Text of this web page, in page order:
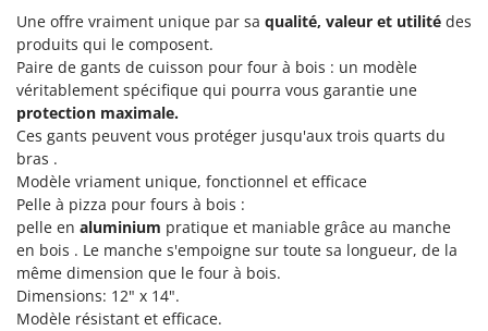
Une offre vraiment unique par sa qualité, valeur et utilité des
produits qui le composent.
Paire de gants de cuisson pour four à bois : un modèle
véritablement spécifique qui pourra vous garantie une
protection maximale.
Ces gants peuvent vous protéger jusqu'aux trois quarts du
bras .
Modèle vriament unique, fonctionnel et efficace
Pelle à pizza pour fours à bois :
pelle en aluminium pratique et maniable grâce au manche
en bois . Le manche s'empoigne sur toute sa longueur, de la
même dimension que le four à bois.
Dimensions: 12" x 14".
Modèle résistant et efficace.